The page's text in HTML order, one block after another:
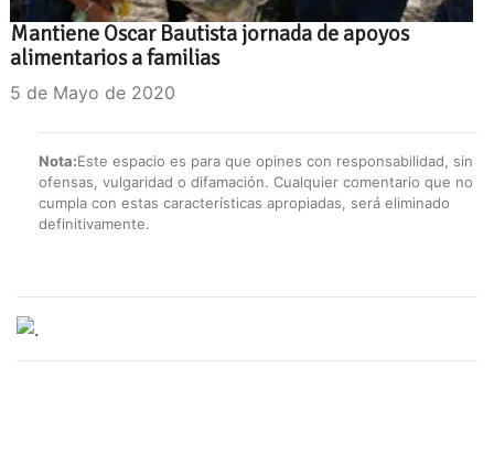
Mantiene Oscar Bautista jornada de apoyos
alimentarios a familias
5 de Mayo de 2020
Nota:Este espacio es para que opines con responsabilidad, sin
ofensas, vulgaridad o difamación. Cualquier comentario que no
cumpla con estas características apropiadas, será eliminado
definitivamente.